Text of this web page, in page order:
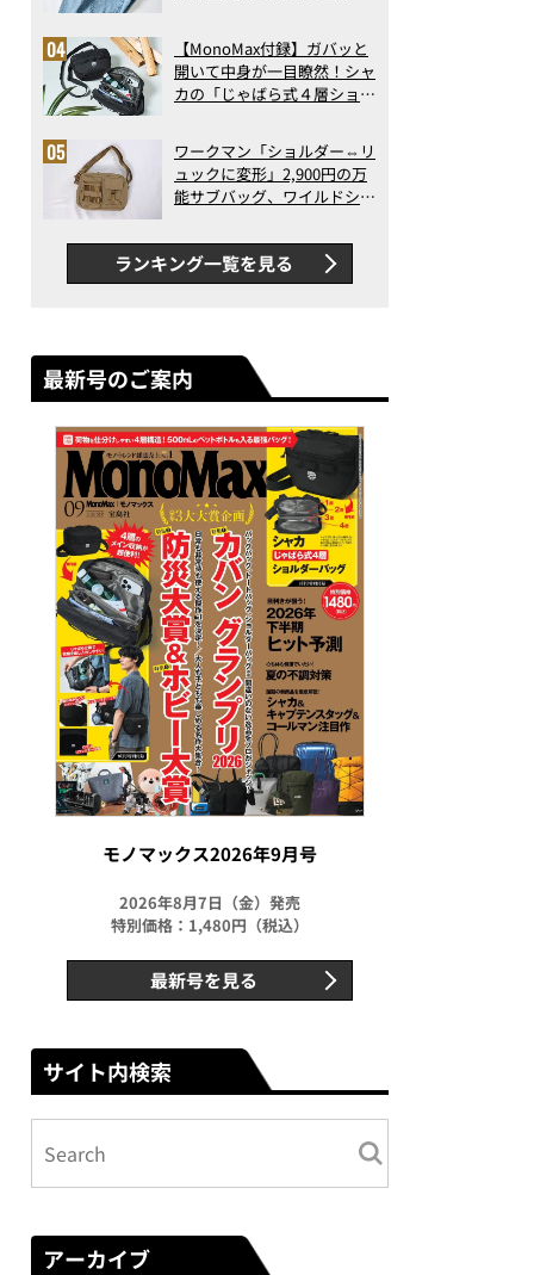
で決定版
【MonoMax付録】ガバッと
開いて中身が一目瞭然！シャ
カの「じゃばら式４層ショル
った！
ワークマン「ショルダー⇔リ
ュックに変形」2,900円の万
能サブバッグ、ワイルドシン
録…ほか【休日バッグの人気
記事ランキングベスト3】
（2026年6月版）
ランキング一覧を見る
最新号のご案内
モノマックス2026年9月号
2026年8月7日（金）発売
特別価格：1,480円（税込）
最新号を見る
サイト内検索
アーカイブ